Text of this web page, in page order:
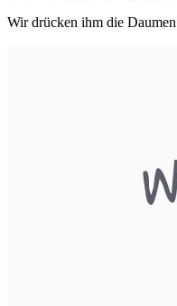
Wir drücken ihm die